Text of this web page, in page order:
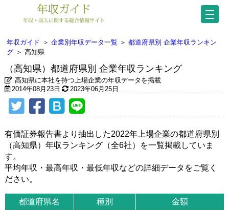
年収ガイド ＞ 企業別年収データ一覧 ＞ 都道府県別 企業年収ランキン
グ ＞ 高知県
（高知県）都道府県別 企業年収ランキング
高知県に本社を持つ上場企業の年収データを掲載
2014年08月23日
2023年06月25日
有価証券報告書より抽出した2022年上場企業の都道府県別
（高知県）年収ランキング（全6社）を一覧掲載していま
す。
平均年収・最高年収・最低年収などの詳細データをご覧く
ださい。
都道府県名 種別
金額